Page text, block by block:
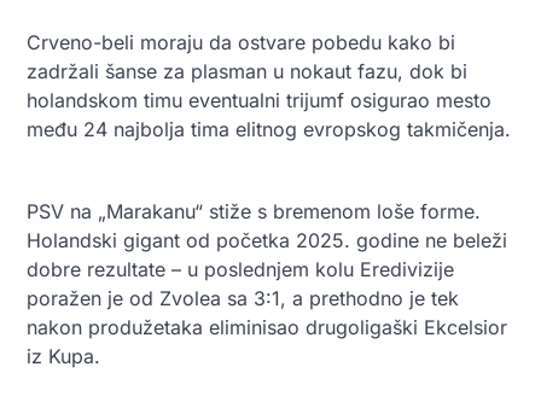
Crveno-beli moraju da ostvare pobedu kako bi
zadržali šanse za plasman u nokaut fazu, dok bi
holandskom timu eventualni trijumf osigurao mesto
među 24 najbolja tima elitnog evropskog takmičenja.
PSV na „Marakanu“ stiže s bremenom loše forme.
Holandski gigant od početka 2025. godine ne beleži
dobre rezultate – u poslednjem kolu Eredivizije
poražen je od Zvolea sa 3:1, a prethodno je tek
nakon produžetaka eliminisao drugoligaški Ekcelsior
iz Kupa.